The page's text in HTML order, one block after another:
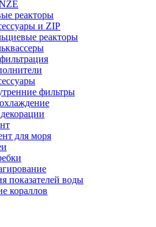
реакторы
и ZIP
реакторы
фильтры
для моря
показателей воды
кораллов